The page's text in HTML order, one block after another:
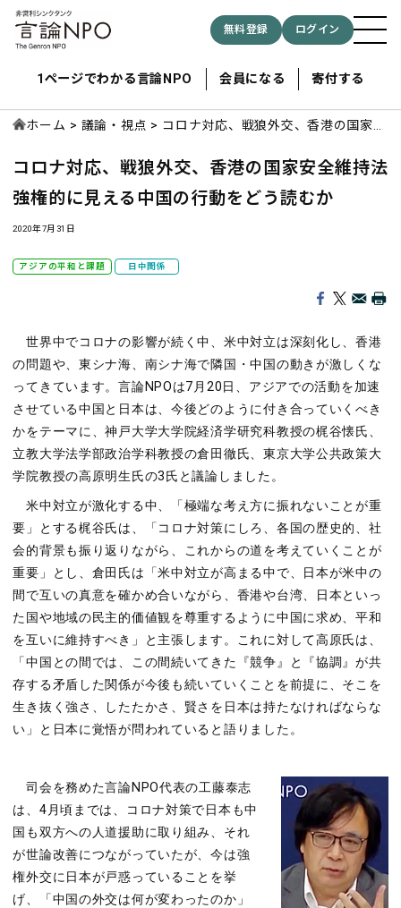
無料登録 ログイン
1ページでわかる言論NPO 会員になる 寄付する
ホーム 議論・視点
コロナ対応、戦狼外交、香港の国家安
をどう読むか
コロナ対応、戦狼外交、香港の国家安全維持法
強権的に見える中国の行動をどう読むか
2020年7月31日
アジアの平和と課題 日中関係
世界中でコロナの影響が続く中、米中対立は深刻化し、香港
の問題や、東シナ海、南シナ海で隣国・中国の動きが激しくな
ってきています。言論NPOは7月20日、アジアでの活動を加速
させている中国と日本は、今後どのように付き合っていくべき
かをテーマに、神戸大学大学院経済学研究科教授の梶谷懐氏、
立教大学法学部政治学科教授の倉田徹氏、東京大学公共政策大
学院教授の高原明生氏の3氏と議論しました。
米中対立が激化する中、「極端な考え方に振れないことが重
要」とする梶谷氏は、「コロナ対策にしろ、各国の歴史的、社
会的背景も振り返りながら、これからの道を考えていくことが
重要」とし、倉田氏は「米中対立が高まる中で、日本が米中の
間で互いの真意を確かめ合いながら、香港や台湾、日本といっ
た国や地域の民主的価値観を尊重するように中国に求め、平和
を互いに維持すべき」と主張します。これに対して高原氏は、
「中国との間では、この間続いてきた『競争』と『協調』が共
存する矛盾した関係が今後も続いていくことを前提に、そこを
生き抜く強さ、したたかさ、賢さを日本は持たなければならな
い」と日本に覚悟が問われていると語りました。
司会を務めた言論NPO代表の工藤泰志
は、4月頃までは、コロナ対策で日本も中
国も双方への人道援助に取り組み、それ
が世論改善につながっていたが、今は強
権外交に日本が戸惑っていることを挙
げ、「中国の外交は何が変わったのか」